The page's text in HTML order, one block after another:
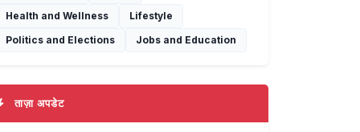
Health and Wellness
Lifestyle
Politics and Elections
Jobs and Education
ताज़ा अपडेट